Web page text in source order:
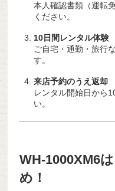
本人確認書類（運転
ください。
10日間レンタル体験
ご自宅・通勤・旅行
す。
来店予約のうえ返却
レンタル開始日から
い。
WH-1000XM6
め！